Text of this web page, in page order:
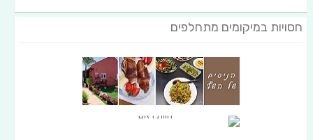
חסויות במיקומים מתחלפים